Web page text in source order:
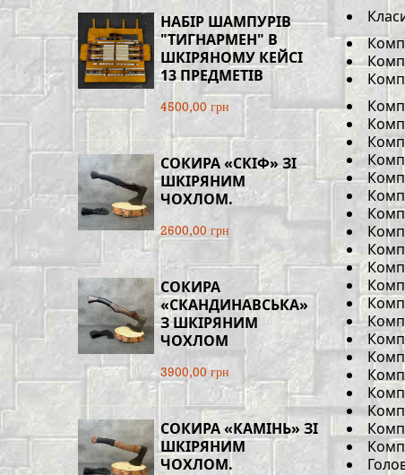
НАБІР ШАМПУРІВ
"ТИГНАРМЕН" В
ШКІРЯНОМУ КЕЙСІ
13 ПРЕДМЕТІВ
4500,00 грн
СОКИРА «СКІФ» ЗІ
ШКІРЯНИМ
ЧОХЛОМ.
2600,00 грн
СОКИРА
«СКАНДИНАВСЬКА»
З ШКІРЯНИМ
ЧОХЛОМ
3900,00 грн
СОКИРА «КАМІНЬ» ЗІ
ШКІРЯНИМ
ЧОХЛОМ.